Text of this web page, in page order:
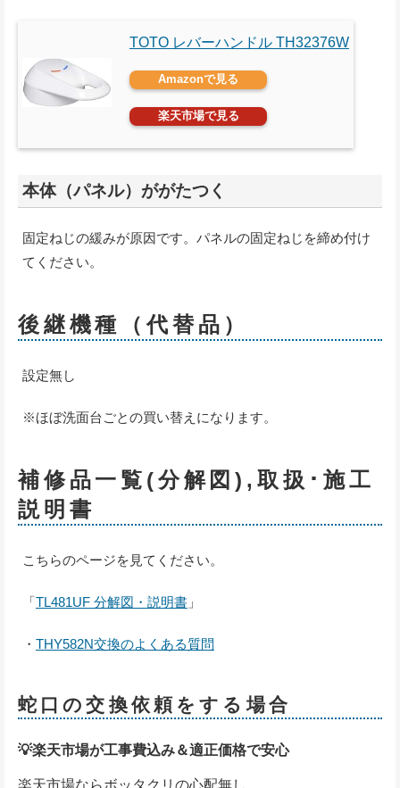
TOTO レバーハンドル TH32376W
Amazonで見る
楽天市場で見る
本体（パネル）ががたつく
固定ねじの緩みが原因です。パネルの固定ねじを締め付け
てください。
後継機種（代替品）
設定無し
※ほぼ洗面台ごとの買い替えになります。
補修品一覧(分解図),取扱･施工
説明書
こちらのページを見てください。
「TL481UF 分解図・説明書 」
・ THY582N交換のよくある質問
蛇口の交換依頼をする場合
💡楽天市場が工事費込み＆適正価格で安心
楽天市場ならボッタクリの心配無し。